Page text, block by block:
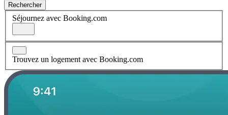
Rechercher
Séjournez avec Booking.com
Trouvez un logement avec Booking.com